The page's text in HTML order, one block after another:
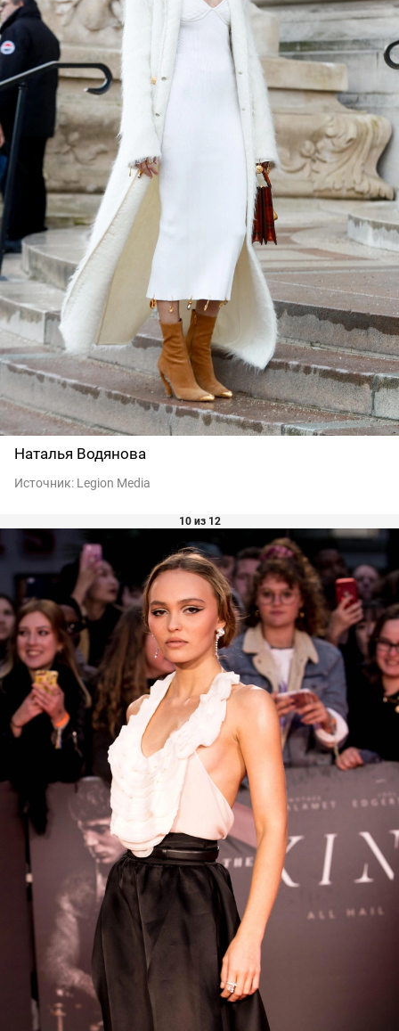
Наталья Водянова
Источник: Legion Media
10 из 12